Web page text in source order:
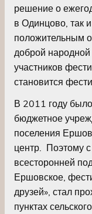
решение о
в Одинцово, так
положительным
доброй
участников
становится
В 2011 году
бюджетное
поселения
центр. Поэтому
всесторонней
Ершовское,
друзей», стал
пунктах